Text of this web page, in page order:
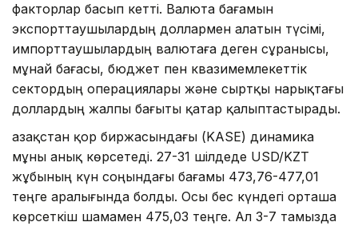
факторлар басып кетті. Валюта бағамын
экспорттаушылардың доллармен алатын түсімі,
импорттаушылардың валютаға деген сұранысы,
мұнай бағасы, бюджет пен квазимемлекеттік
сектордың операциялары және сыртқы нарықтағы
доллардың жалпы бағыты қатар қалыптастырады.
Қазақстан қор биржасындағы (KASE) динамика
мұны анық көрсетеді. 27-31 шілдеде USD/KZT
жұбының күн соңындағы бағамы 473,76-477,01
теңге аралығында болды. Осы бес күндегі орташа
көрсеткіш шамамен 475,03 теңге. Ал 3-7 тамызда